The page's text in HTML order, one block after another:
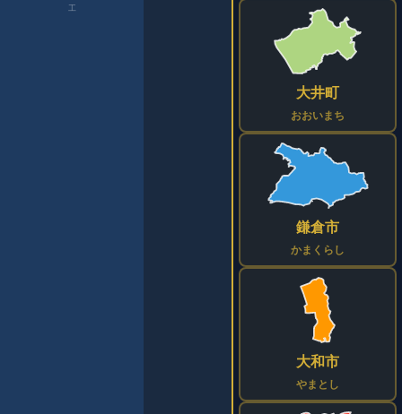
工
大井町
おおいまち
鎌倉市
かまくらし
大和市
やまとし